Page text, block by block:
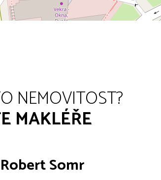
NEMOVITOST?
MAKLÉŘE
Robert Somr